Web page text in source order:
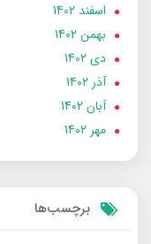
اسفند 1402
بهمن 1402
دی 1402
آذر 1402
آبان 1402
مهر 1402
برچسب‌ها